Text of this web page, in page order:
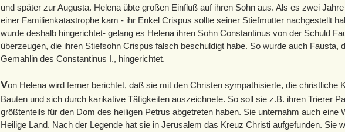
und später zur Augusta. Helena übte großen Einfluß auf ihren Sohn aus. Als es zwei
einer Familienkatastrophe kam - ihr Enkel Crispus sollte seiner Stiefmutter nachgestellt
wurde deshalb hingerichtet- gelang es Helena ihren Sohn Constantinus von der Schuld
überzeugen, die ihren Stiefsohn Crispus falsch beschuldigt habe. So wurde auch Fausta,
Gemahlin des Constantinus I., hingerichtet.
Von Helena wird ferner berichtet, daß sie mit den Christen sympathisierte, die christliche
Bauten und sich durch karikative Tätigkeiten auszeichnete. So soll sie z.B. ihren Trierer
größtenteils für den Dom des heiligen Petrus abgetreten haben. Sie unternahm auch eine
Heilige Land. Nach der Legende hat sie in Jerusalem das Kreuz Christi aufgefunden. Sie